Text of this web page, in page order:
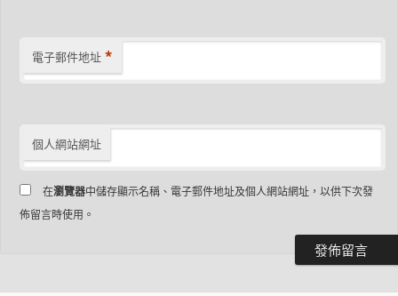
電子郵件地址 *
個人網站網址
在瀏覽器中儲存顯示名稱、電子郵件地址及個人網站網址，以供下次發
佈留言時使用。